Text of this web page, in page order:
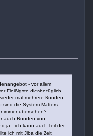
- vor allem
Fleißigste diesbezüglich
mal mehrere Runden
sind die System Matters
immer übersehen?
auch Runden von
ja - ich kann auch Teil der
ich mit Jiba die Zeit